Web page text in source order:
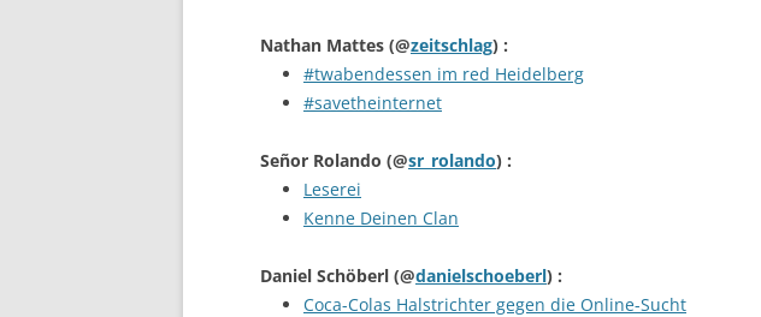
Nathan Mattes (@zeitschlag) :
#twabendessen im red Heidelberg
#savetheinternet
Señor Rolando (@sr_rolando) :
Leserei
Kenne Deinen Clan
Daniel Schöberl (@danielschoeberl) :
Coca-Colas Halstrichter gegen die Online-Sucht